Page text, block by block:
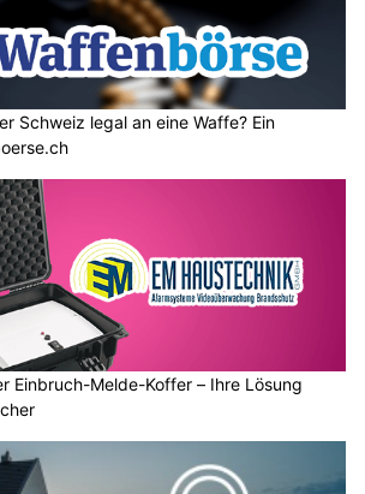
Schweiz legal an eine Waffe? Ein
Einbruch-Melde-Koffer – Ihre Lösung